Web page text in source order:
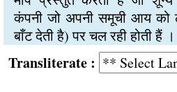
कंपनी जो अपनी समूची आय
बाँट देती है) पर चल रही होती हैं ।
: